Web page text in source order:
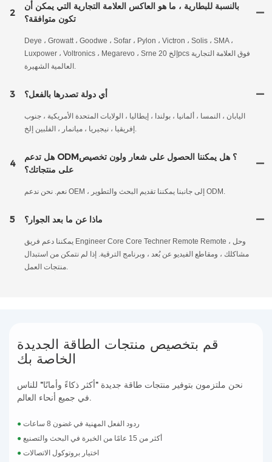
2
بالنسبة للبطارية ، ما هو العاكس العلامة التجارية التي يمكن أن
تكون متوافقة؟
Deye ، Growatt ، Goodwe ، Sofar ، Pylon ، Victron ، Solis ، SMA ،
Luxpower ، Voltronics ، Megarevo ، Srne إلخ 20pcs فوق العلامة التجارية
العالمية الشهيرة.
3 أي دولة تصدرها بالفعل؟
اليابان ، النمسا ، ألمانيا ، بولندا ، إيطاليا ، الولايات المتحدة الأمريكية ، جنوب
إفريقيا ، نيجيريا ، ميانمار ، الفلبين إلخ.
4
هل تدعم ODM؟ هل يمكننا الحصول على شعار ولون تخصيص
على منتجاتك؟
نعم. نحن ندعم OEM ، إلى جانبنا يمكننا تقديم البحث والتطوير ODM.
5 ماذا عن ما بعد الجوار؟
يمكننا دعم فريق Engineer Core Core Techner Remote Remote ، وحل
مشاكلك ، ومقاطع الفيديو عن بُعد ، وبرنامج الترقية. إذا لم نتمكن من استبدال
منتجات العمل.
قم بتخصيص منتجات الطاقة الجديدة
الخاصة بك
نحن ملتزمون بتوفير منتجات طاقة جديدة "أكثر ذكاءً وأمانًا" للناس
في جميع أنحاء العالم.
●
ردود الفعل المهنية في غضون 8 ساعات
●
أكثر من 15 عامًا من الخبرة في البحث والتصنيع
●اختيار بروتوكول الاتصالات